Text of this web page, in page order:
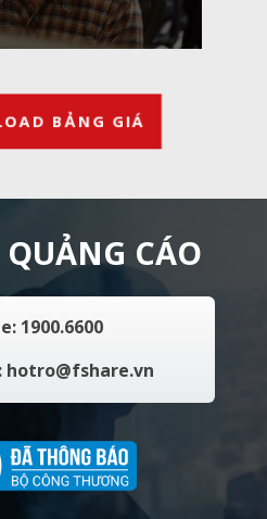
BẢNG GIÁ
CÁO
1900.6600
hotro@fshare.vn